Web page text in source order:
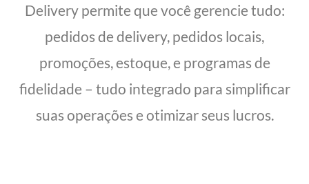
Delivery permite que você gerencie tudo:
pedidos de delivery, pedidos locais,
promoções, estoque, e programas de
fidelidade – tudo integrado para simplificar
suas operações e otimizar seus lucros.